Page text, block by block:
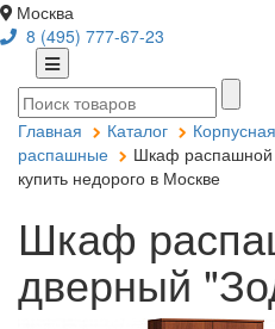
Москва
8 (495) 777-67-23
Главная Каталог
распашные
Шкаф распашной
купить недорого в Москве
Шкаф
дверный